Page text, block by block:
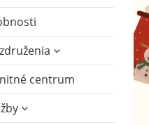
centrum